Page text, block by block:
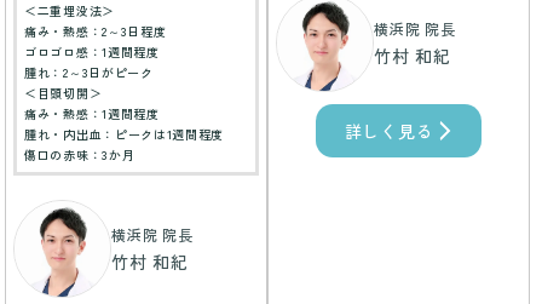
＜二重埋没法＞
痛み・熱感：2～3日程度
ゴロゴロ感：1週間程度
腫れ：2～3日がピーク
＜目頭切開＞
痛み・熱感：1週間程度
腫れ・内出血：ピークは1週間程度
傷口の赤味：3か月
横浜院 院長
竹村 和紀
横浜院 院長
竹村 和紀
詳しく見る